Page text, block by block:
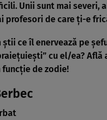
Unii sunt mai severi,
profesori de care ţi-e
ştii ce îl enervează pe
cu el/ea? Află
de zodie!